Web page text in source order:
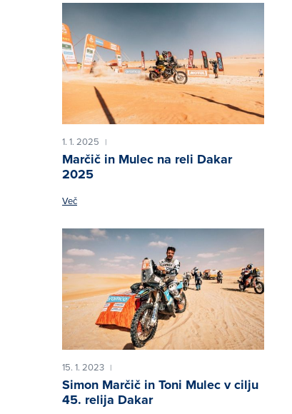
1. 1. 2025 |
Marčič in Mulec na reli Dakar
2025
Več
15. 1. 2023 |
Simon Marčič in Toni Mulec v cilju
45. relija Dakar